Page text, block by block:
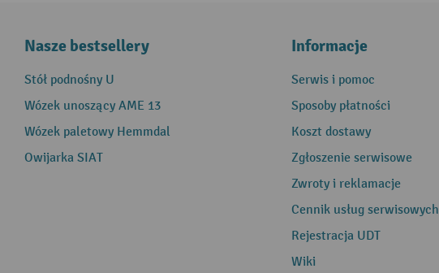
Nasze bestsellery
Stół podnośny U
Wózek unoszący AME 13
Wózek paletowy Hemmdal
Owijarka SIAT
Informacje
Serwis i pomoc
Sposoby płatności
Koszt dostawy
Zgłoszenie serwisowe
Zwroty i reklamacje
Cennik usług serwisowych
Rejestracja UDT
Wiki